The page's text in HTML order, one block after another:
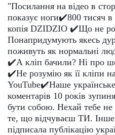
"Посилання на відео в
показує ноги✔️800 тисяч
копія DZIDZIO ✔️Що не
Понапридумують якесь
поживуть як нормальні
✔️А кліп бачили? Ні про
✔️Не розумію як її кліпи
YouTube✔️Наше
коментарів 10 років
бути собою. Нехай тебе
те, що відчуваєш ТИ.
підписала публікацію